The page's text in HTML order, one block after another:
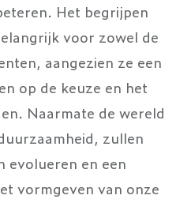
Het begrijpen
voor zowel de
aangezien ze een
op de keuze en het
Naarmate de wereld
zullen
evolueren en een
vormgeven van onze